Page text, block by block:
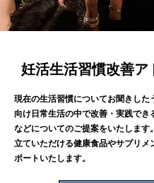
妊活生活習慣改善ア
現在の生活習慣についてお聞きした
向け日常生活の中で改善・実践でき
などについてのご提案をいたします
立ていただける健康食品やサプリメ
ポートいたします。